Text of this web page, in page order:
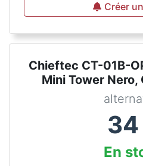
Créer
Chieftec CT-01B-
Mini Tower Nero,
34
En